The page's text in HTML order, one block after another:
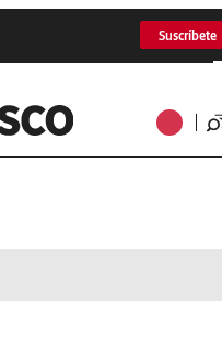
Suscríbete